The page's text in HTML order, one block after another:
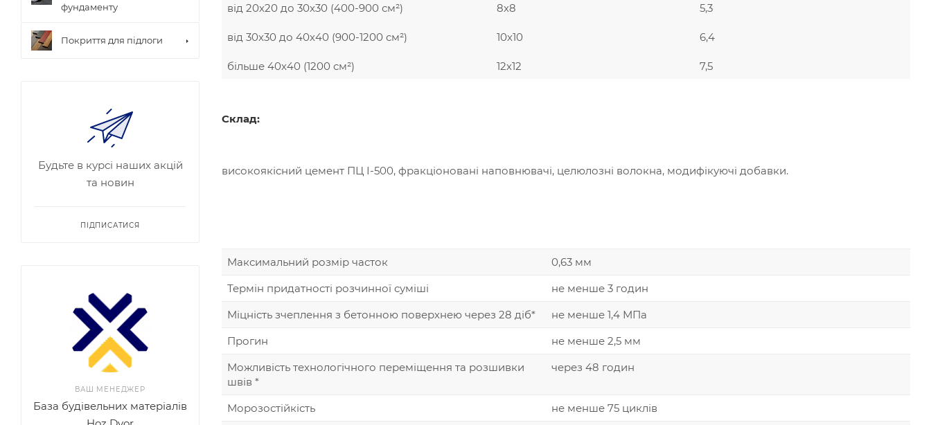
від 20х20 до 30х30 (400-900 см²)
від 30х30 до 40х40 (900-1200 см²)
більше 40х40 (1200 см²)
8х8
10х10
12х12
5,3
6,4
7,5
Склад:
високоякісний цемент ПЦ І-500, фракціоновані наповнювачі, целюлозні волокна, модифікуючі добавки.
Максимальний розмір часток
0,63 мм
Термін придатності розчинної суміші
не менше 3 годин
Міцність зчеплення з бетонною поверхнею через 28 діб*
не менше 1,4 МПа
Прогин
не менше 2,5 мм
Можливість технологічного переміщення та розшивки
швів *
через 48 годин
Морозостійкість
не менше 75 циклів
фундаменту
Покриття для підлоги
Будьте в курсі наших акцій
та новин
ПІДПИСАТИСЯ
ВАШ МЕНЕДЖЕР
База будівельних матеріалів